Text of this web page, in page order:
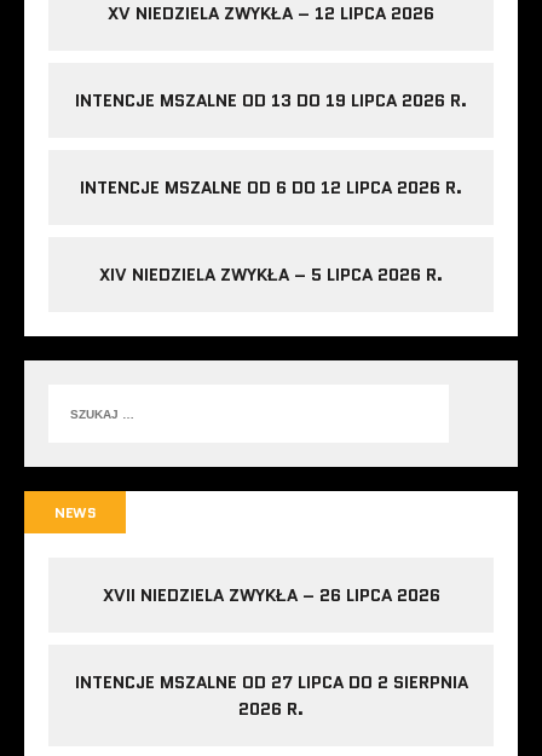
XV NIEDZIELA ZWYKŁA – 12 LIPCA 2026
INTENCJE MSZALNE OD 13 DO 19 LIPCA 2026 R.
INTENCJE MSZALNE OD 6 DO 12 LIPCA 2026 R.
XIV NIEDZIELA ZWYKŁA – 5 LIPCA 2026 R.
NEWS
XVII NIEDZIELA ZWYKŁA – 26 LIPCA 2026
INTENCJE MSZALNE OD 27 LIPCA DO 2 SIERPNIA
2026 R.